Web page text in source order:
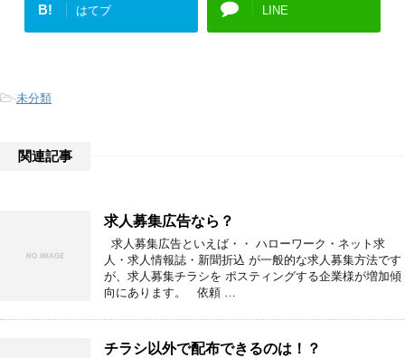
B! はてブ LINE
-未分類
関連記事
求人募集広告なら？
求人募集広告といえば・・ ハローワーク・ネット求
人・求人情報誌・新聞折込 が一般的な求人募集方法です
が、求人募集チラシを ポスティングする企業様が増加傾
向にあります。 依頼 …
チラシ以外で配布できるのは！？